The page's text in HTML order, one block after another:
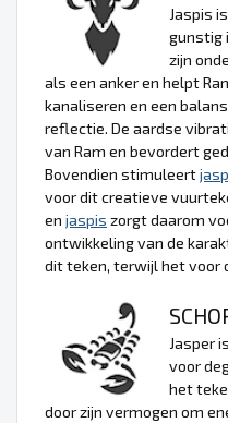
Jaspis
gunstig
zijn
als een anker en helpt
kanaliseren en een
reflectie. De aardse
van Ram en bevordert
Bovendien stimuleert
voor dit creatieve
en jaspis zorgt daarom
ontwikkeling van de
dit teken, terwijl het voor
Jasper
voor
het
door zijn vermogen om